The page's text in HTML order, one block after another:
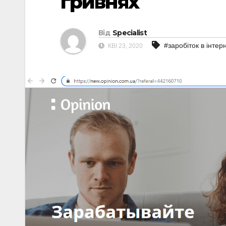
Від Specialist
КВІ 23, 2020 #заробіток в